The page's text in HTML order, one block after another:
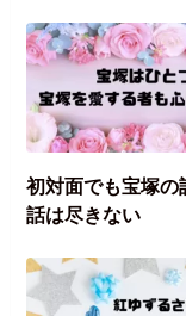
初対面でも宝塚の
話は尽きない